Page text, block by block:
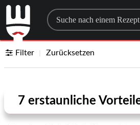
Search for a
Filter Zurücksetzen
7 erstaunliche